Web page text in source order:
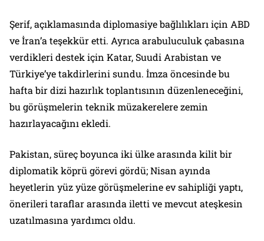
Şerif, açıklamasında diplomasiye bağlılıkları için ABD
ve İran’a teşekkür etti. Ayrıca arabuluculuk çabasına
verdikleri destek için Katar, Suudi Arabistan ve
Türkiye’ye takdirlerini sundu. İmza öncesinde bu
hafta bir dizi hazırlık toplantısının düzenleneceğini,
bu görüşmelerin teknik müzakerelere zemin
hazırlayacağını ekledi.
Pakistan, süreç boyunca iki ülke arasında kilit bir
diplomatik köprü görevi gördü; Nisan ayında
heyetlerin yüz yüze görüşmelerine ev sahipliği yaptı,
önerileri taraflar arasında iletti ve mevcut ateşkesin
uzatılmasına yardımcı oldu.